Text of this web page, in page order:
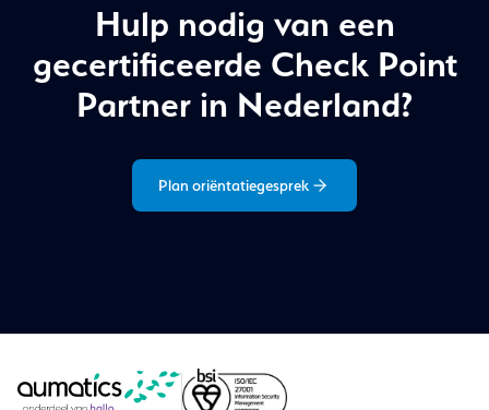
Hulp nodig van een
gecertificeerde Check Point
Partner in Nederland?
Plan oriëntatiegesprek